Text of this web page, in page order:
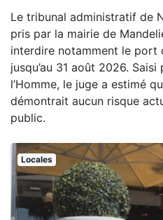
Le tribunal administratif de
pris par la mairie de
interdire notamment le port
jusqu’au 31 août 2026.
l’Homme, le juge a estimé
démontrait aucun risque
public.
Locales